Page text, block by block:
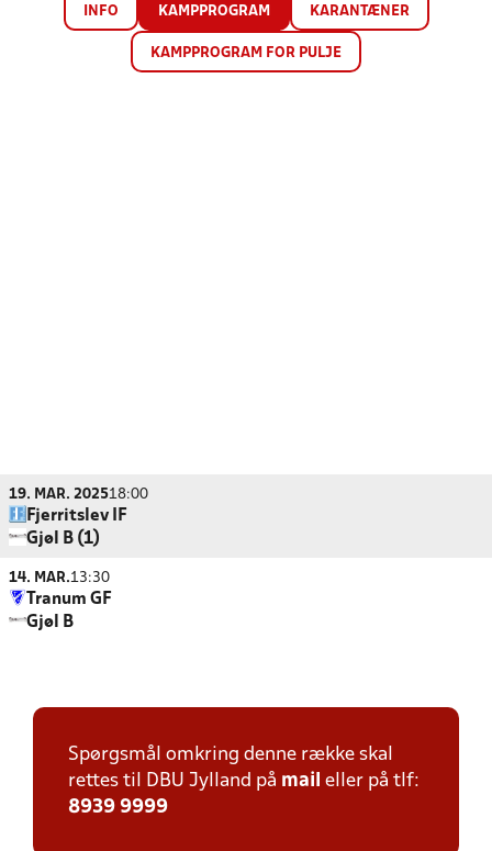
INFO KAMPPROGRAM KARANTÆNER
KAMPPROGRAM FOR PULJE
19. MAR. 202518:00
Fjerritslev IF
Gjøl B (1)
14. MAR.13:30
Tranum GF
Gjøl B
Spørgsmål omkring denne række skal
rettes til DBU Jylland på mail eller på tlf:
8939 9999